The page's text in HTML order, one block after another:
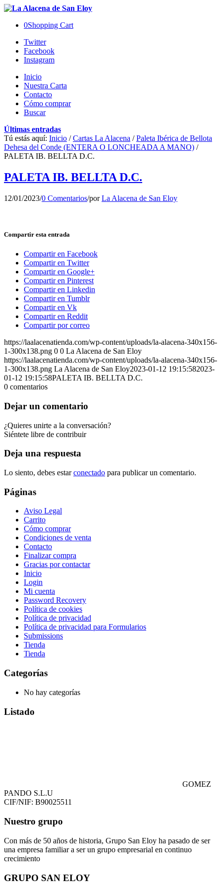
0Shopping Cart
Twitter
Facebook
Instagram
Inicio
Nuestra Carta
Contacto
Cómo comprar
Buscar
Últimas entradas
Tú estás aquí: Inicio / Cartas La Alacena / Paleta Ibérica de Bellota
Dehesa del Conde (ENTERA O LONCHEADA A MANO) /
PALETA IB. BELLTA D.C.
PALETA IB. BELLTA D.C.
12/01/2023/0 Comentarios/porLa Alacena de San Eloy
Compartir esta entrada
Compartir en Facebook
Compartir en Twitter
Compartir en Google+
Compartir en Pinterest
Compartir en Linkedin
Compartir en Tumblr
Compartir en Vk
Compartir en Reddit
Compartir por correo
https://laalacenatienda.com/wp-content/uploads/la-alacena-340x156-
1-300x138.png 0 0 La Alacena de San Eloy
https://laalacenatienda.com/wp-content/uploads/la-alacena-340x156-
1-300x138.png La Alacena de San Eloy2023-01-12 19:15:582023-
01-12 19:15:58PALETA IB. BELLTA D.C.
0 comentarios
Dejar un comentario
¿Quieres unirte a la conversación?
Siéntete libre de contribuir
Deja una respuesta
Lo siento, debes estarconectado para publicar un comentario.
Páginas
Aviso Legal
Carrito
Cómo comprar
Condiciones de venta
Contacto
Finalizar compra
Gracias por contactar
Inicio
Login
Mi cuenta
Password Recovery
Política de cookies
Política de privacidad
Política de privacidad para Formularios
Submissions
Tienda
Tienda
Categorías
No hay categorías
Listado
GOMEZ
PANDO S.L.U
CIF/NIF: B90025511
Nuestro grupo
Con más de 50 años de historia, Grupo San Eloy ha pasado de ser
una empresa familiar a ser un grupo empresarial en continuo
crecimiento
GRUPO SAN ELOY